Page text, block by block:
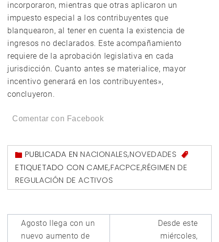
incorporaron, mientras que otras aplicaron un
impuesto especial a los contribuyentes que
blanquearon, al tener en cuenta la existencia de
ingresos no declarados. Este acompañamiento
requiere de la aprobación legislativa en cada
jurisdicción. Cuanto antes se materialice, mayor
incentivo generará en los contribuyentes»,
concluyeron.
Comentar con Facebook
PUBLICADA ENNACIONALES,NOVEDADES
ETIQUETADO CON CAME,FACPCE,RÉGIMEN DE
REGULACIÓN DE ACTIVOS
Navegación
de
Agosto llega con un
nuevo aumento de
Desde este
miércoles,